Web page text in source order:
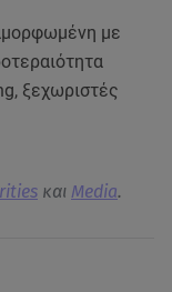
με
ξεχωριστές
και Media.